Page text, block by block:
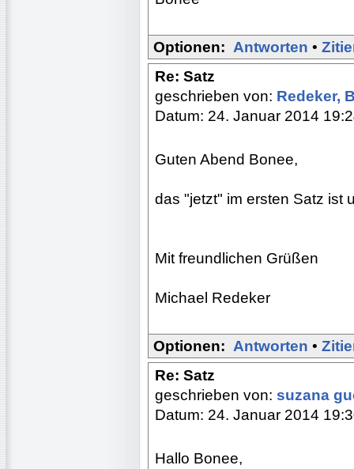
Optionen: Antworten •
Re: Satz
geschrieben von: Redeker,
Datum: 24. Januar 2014
Guten Abend Bonee,
das "jetzt" im ersten Satz ist
Mit freundlichen Grüßen
Michael Redeker
Optionen: Antworten •
Re: Satz
geschrieben von: suzana
Datum: 24. Januar 2014
Hallo Bonee,